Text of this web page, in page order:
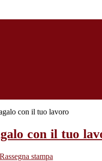
con il tuo lavoro
con il tuo
Rassegna stampa